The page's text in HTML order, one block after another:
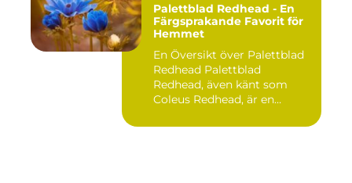
Palettblad Redhead - En
Färgsprakande Favorit för
Hemmet
En Översikt över Palettblad
Redhead Palettblad
Redhead, även känt som
Coleus Redhead, är en